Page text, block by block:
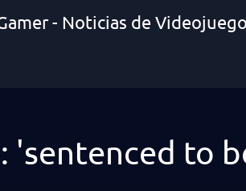
- Noticias de
'sentenced to